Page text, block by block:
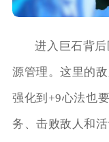
进入巨石背
源管理。这里的
强化到+9心法也
务、击败敌人和